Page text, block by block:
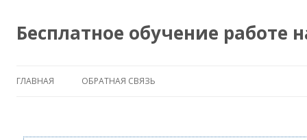
Бесплатное обучение работе
ГЛАВНАЯ ОБРАТНАЯ СВЯЗЬ